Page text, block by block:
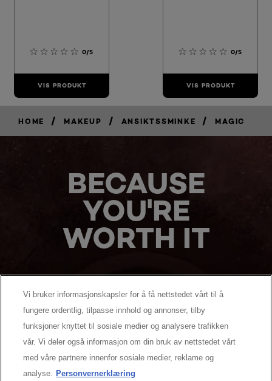
0/5
VIS PRODUKT
0/5
VIS PRODUKT
HOME / MAKEUP / ANSIKTSSMINKE / MAGIC
BECAUSE
YOU'RE
WORTH IT
MER Å UTFORSKE
Vi bruker informasjonskapsler for å få nettstedet vårt til å
fungere ordentlig, tilpasse innhold og annonser, tilby
funksjoner knyttet til sosiale medier og analysere trafikken
vår. Vi deler også informasjon om din bruk av nettstedet vårt
med våre partnere innenfor sosiale medier, reklame og
analyse. Personvernerklæring